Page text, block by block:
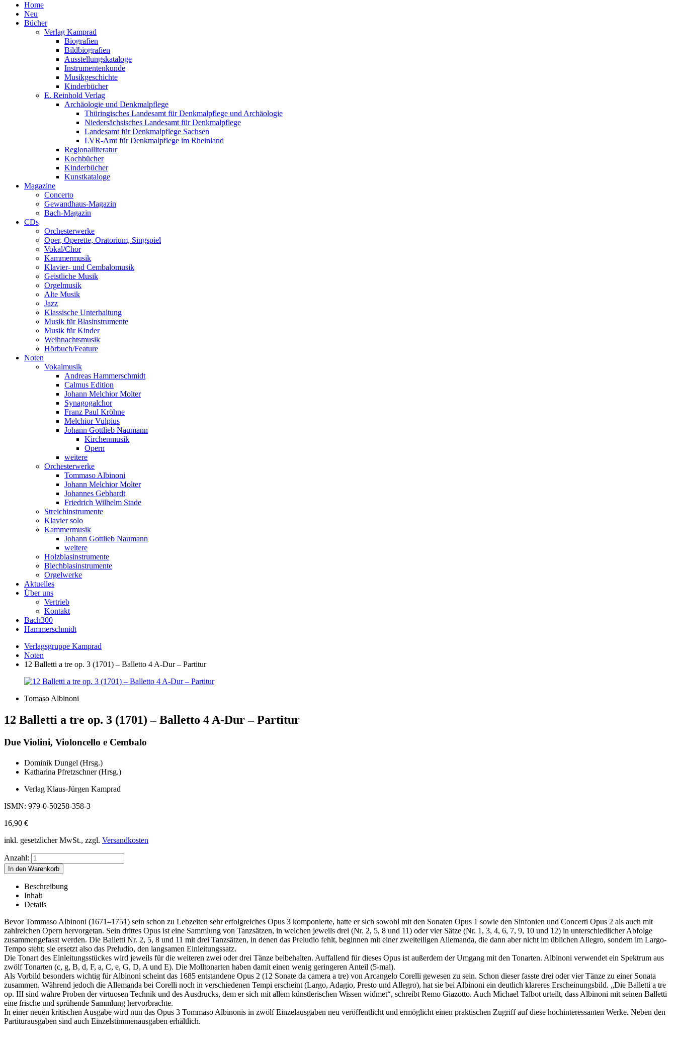
Home
Neu
Bücher
Verlag Kamprad
Biografien
Bildbiografien
Ausstellungskataloge
Instrumentenkunde
Musikgeschichte
Kinderbücher
E. Reinhold Verlag
Archäologie und Denkmalpflege
Thüringisches Landesamt für Denkmalpflege und Archäologie
Niedersächsisches Landesamt für Denkmalpflege
Landesamt für Denkmalpflege Sachsen
LVR-Amt für Denkmalpflege im Rheinland
Regionalliteratur
Kochbücher
Kinderbücher
Kunstkataloge
Magazine
Concerto
Gewandhaus-Magazin
Bach-Magazin
CDs
Orchesterwerke
Oper, Operette, Oratorium, Singspiel
Vokal/Chor
Kammermusik
Klavier- und Cembalomusik
Geistliche Musik
Orgelmusik
Alte Musik
Jazz
Klassische Unterhaltung
Musik für Blasinstrumente
Musik für Kinder
Weihnachtsmusik
Hörbuch/Feature
Noten
Vokalmusik
Andreas Hammerschmidt
Calmus Edition
Johann Melchior Molter
Synagogalchor
Franz Paul Kröhne
Melchior Vulpius
Johann Gottlieb Naumann
Kirchenmusik
Opern
weitere
Orchesterwerke
Tommaso Albinoni
Johann Melchior Molter
Johannes Gebhardt
Friedrich Wilhelm Stade
Streichinstrumente
Klavier solo
Kammermusik
Johann Gottlieb Naumann
weitere
Holzblasinstrumente
Blechblasinstrumente
Orgelwerke
Aktuelles
Über uns
Vertrieb
Kontakt
Bach300
Hammerschmidt
Verlagsgruppe Kamprad
Noten
12 Balletti a tre op. 3 (1701) – Balletto 4 A-Dur – Partitur
Tomaso Albinoni
12 Balletti a tre op. 3 (1701) – Balletto 4 A-Dur – Partitur
Due Violini, Violoncello e Cembalo
Dominik Dungel (Hrsg.)
Katharina Pfretzschner (Hrsg.)
Verlag Klaus-Jürgen Kamprad
ISMN: 979-0-50258-358-3
16,90 €
inkl. gesetzlicher MwSt., zzgl. Versandkosten
Anzahl:
Beschreibung
Inhalt
Details
Bevor Tommaso Albinoni (1671–1751) sein schon zu Lebzeiten sehr erfolgreiches Opus 3 komponierte, hatte er sich sowohl mit den Sonaten Opus 1 sowie den Sinfonien und Concerti Opus 2 als auch mit
zahlreichen Opern hervorgetan. Sein drittes Opus ist eine Sammlung von Tanzsätzen, in welchen jeweils drei (Nr. 2, 5, 8 und 11) oder vier Sätze (Nr. 1, 3, 4, 6, 7, 9, 10 und 12) in unterschiedlicher Abfolge
zusammengefasst werden. Die Balletti Nr. 2, 5, 8 und 11 mit drei Tanzsätzen, in denen das Preludio fehlt, beginnen mit einer zweiteiligen Allemanda, die dann aber nicht im üblichen Allegro, sondern im Largo-
Tempo steht; sie ersetzt also das Preludio, den langsamen Einleitungssatz.
Die Tonart des Einleitungsstückes wird jeweils für die weiteren zwei oder drei Tänze beibehalten. Auffallend für dieses Opus ist außerdem der Umgang mit den Tonarten. Albinoni verwendet ein Spektrum aus
zwölf Tonarten (c, g, B, d, F, a, C, e, G, D, A und E). Die Molltonarten haben damit einen wenig geringeren Anteil (5-mal).
Als Vorbild besonders wichtig für Albinoni scheint das 1685 entstandene Opus 2 (12 Sonate da camera a tre) von Arcangelo Corelli gewesen zu sein. Schon dieser fasste drei oder vier Tänze zu einer Sonata
zusammen. Während jedoch die Allemanda bei Corelli noch in verschiedenen Tempi erscheint (Largo, Adagio, Presto und Allegro), hat sie bei Albinoni ein deutlich klareres Erscheinungsbild. „Die Balletti a tre
op. III sind wahre Proben der virtuosen Technik und des Ausdrucks, dem er sich mit allem künstlerischen Wissen widmet“, schreibt Remo Giazotto. Auch Michael Talbot urteilt, dass Albinoni mit seinen Balletti
eine frische und sprühende Sammlung hervorbrachte.
In einer neuen kritischen Ausgabe wird nun das Opus 3 Tommaso Albinonis in zwölf Einzelausgaben neu veröffentlicht und ermöglicht einen praktischen Zugriff auf diese hochinteressanten Werke. Neben den
Partiturausgaben sind auch Einzelstimmenausgaben erhältlich.